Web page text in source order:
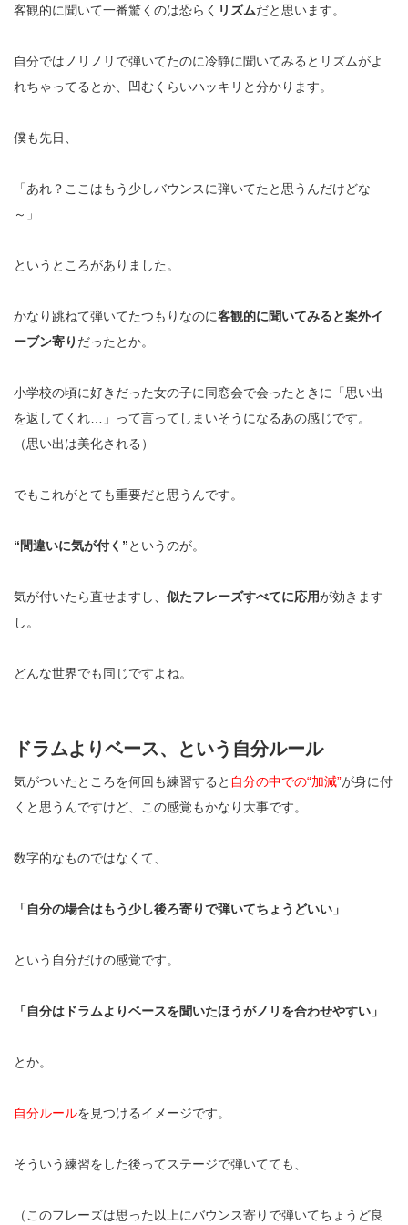
客観的に聞いて一番驚くのは恐らく リズムだと思います。
自分ではノリノリで弾いてたのに冷静に聞いてみるとリズムがよ
れちゃってるとか、凹むくらいハッキリと分かります。
僕も先日、
「あれ？ここはもう少しバウンスに弾いてたと思うんだけどな
～」
というところがありました。
かなり跳ねて弾いてたつもりなのに客観的に聞いてみると案外イ
ーブン寄り だったとか。
小学校の頃に好きだった女の子に同窓会で会ったときに「思い出
を返してくれ…」って言ってしまいそうになるあの感じです。
（思い出は美化される）
でもこれがとても重要だと思うんです。
“間違いに気が付く ”と いうのが。
気が付いたら直せますし、 似たフレーズすべてに応用が効きます
し。
どんな世界でも同じですよね。
ドラムよりベース、という自分ルール
気がついたところを何回も練習すると 自分の中での“加減”が身に付
くと思うんですけど、この感覚もかなり大事です。
数字的なものではなくて、
「自分の場合はもう少し後ろ寄りで弾いてちょうどいい」
という自分だけの感覚です。
「自分はドラムよりベースを聞いたほうがノリを合わせやすい」
とか。
自分ルールを見つけるイメージです。
そういう練習をした後ってステージで弾いてても、
（このフレーズは思った以上にバウンス寄りで弾いてちょうど良